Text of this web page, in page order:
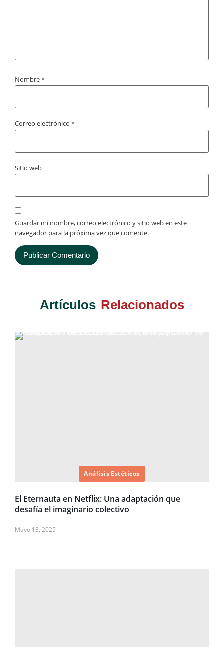
Nombre*
Correo electrónico *
Sitio web
Guardar mi nombre, correo electrónico y sitio web en este
navegador para la próxima vez que comente.
Artículos Relacionados
Análisis Estéticos
El Eternauta en Netflix: Una adaptación que
desafía el imaginario colectivo
Mayo 13, 2025